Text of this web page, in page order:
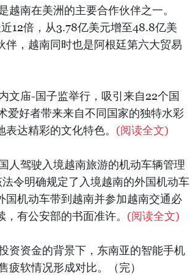
越南在美洲的主要合作伙伴之一。
12倍，从3.78亿美元增至48.8亿美
，越南同时也是阿根廷第六大贸易
文庙-国子监举行，吸引来自22个国
爱好者带来来自不同国家的独特水彩
达精彩的文化特色。 (阅读全文)
人驾驶入境越南旅游的机动车辆管理
令明确规定了入境越南的外国机动车
机动车带到越南并参加越南交通必
有公安部的书面准许。 (阅读全文)
资资金的背景下，东南亚的智能手机
软情况形成对比。（完）